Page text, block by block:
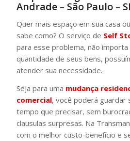
Andrade – São Paulo –
Quer mais espaço em sua casa
sabe como? O serviço de Self
para esse problema, não importa
quantidade de seus bens,
atender sua necessidade.
Seja para uma mudança
comercial, você poderá guardar
tempo que precisar, sem
clausulas surpresas. Na
com o melhor custo-benefício e